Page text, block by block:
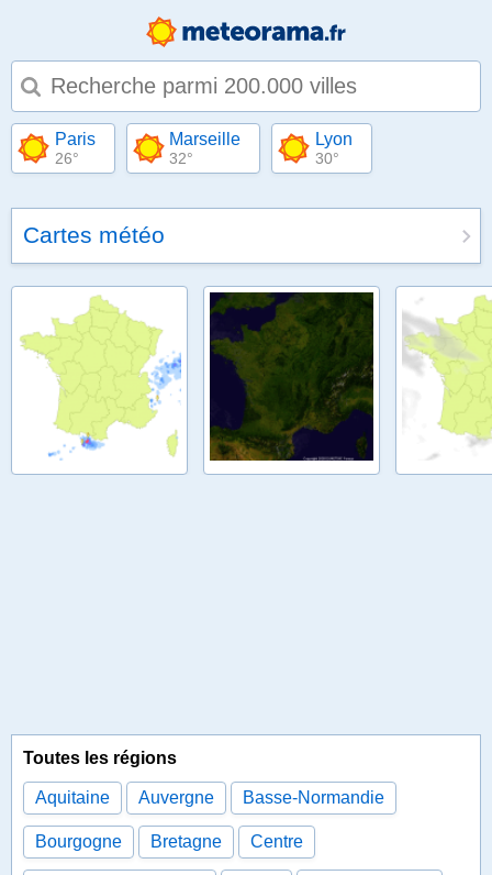
Type 1 or more characters for results.
Paris
26°
Marseille
32°
Lyon
30°
Cartes météo
Toutes les régions
Aquitaine Auvergne Basse-Normandie
Bourgogne Bretagne Centre